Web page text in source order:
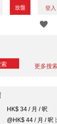
放盤 登入
更多搜
HK$ 34 / 月 / 呎
@HK$ 44 / 月 / 呎